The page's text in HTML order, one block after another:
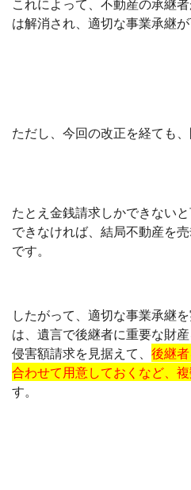
は解消され、適切な事業承継が
ただし、今回の改正を経ても、
たとえ金銭請求しかできない
できなければ、結局不動産を
です。
したがって、適切な事業承継
は、遺言で後継者に重要な財
侵害額請求を見据えて、 後継
合わせて用意しておくなど、
す。